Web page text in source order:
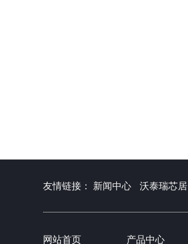
友情链接： 新闻中心 沃泰瑞芯居
网站首页 产品中心